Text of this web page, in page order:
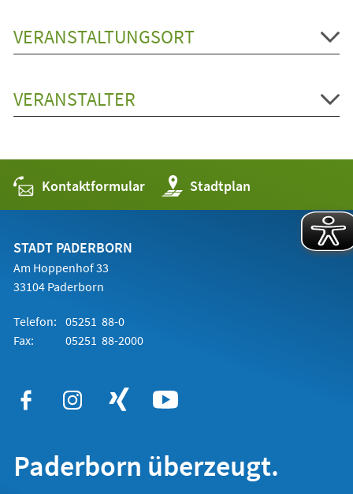
VERANSTALTUNGSORT
VERANSTALTER
Kontaktformular Stadtplan
(Öffnet
in
einem
STADT PADERBORN
Am Hoppenhof 33
33104 Paderborn
Telefon: 05251 88-0
Fax:
05251 88-2000
Paderborn überzeugt.